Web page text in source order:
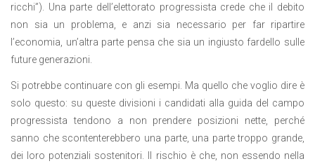
ricchi”). Una parte dell’elettorato progressista crede che il debito
non sia un problema, e anzi sia necessario per far ripartire
l’economia, un’altra parte pensa che sia un ingiusto fardello sulle
future generazioni.
Si potrebbe continuare con gli esempi. Ma quello che voglio dire è
solo questo: su queste divisioni i candidati alla guida del campo
progressista tendono a non prendere posizioni nette, perché
sanno che scontenterebbero una parte, una parte troppo grande,
dei loro potenziali sostenitori. Il rischio è che, non essendo nella